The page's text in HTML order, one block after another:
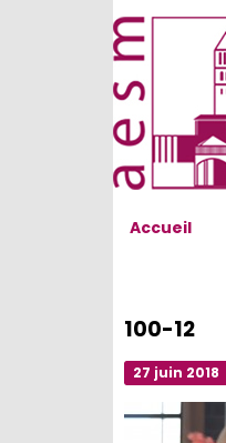
Accueil
100-12
27 juin 2018